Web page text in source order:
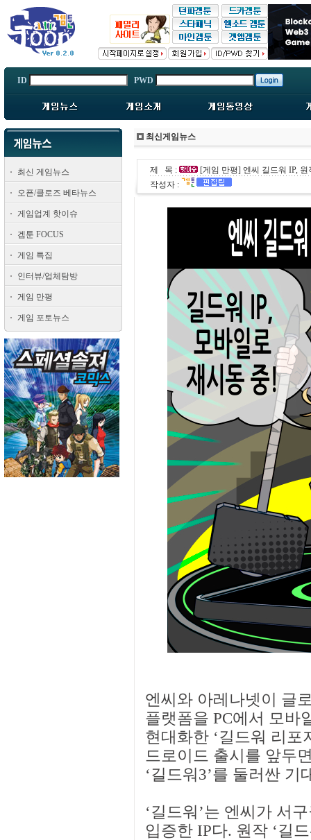
ID PWD
최신 게임뉴스
오픈/클로즈 베타뉴스
게임업계 핫이슈
겜툰 FOCUS
게임 특집
인터뷰/업체탐방
게임 만평
게임 포토뉴스
최신게임뉴스
제 목 :
[게임 만평] 엔씨 길드워 IP, 원
작성자 :
엔씨와 아레나넷이 글
플랫폼을 PC에서 모바
현대화한 ‘길드워 리포
드로이드 출시를 앞두
‘길드워3’를 둘러싼
‘길드워’는 엔씨가 서
입증한 IP다. 원작 ‘길